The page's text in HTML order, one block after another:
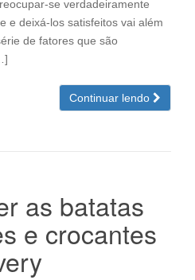
se verdadeiramente
e deixá-los satisfeitos vai além
de fatores que são
Continuar lendo
as batatas
e crocantes